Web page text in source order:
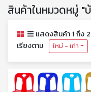
สินค้าในหมวดหมู่ "
แสดงสินค้า 1 ถึง
เรียงตาม
ใหม่ - เก่า